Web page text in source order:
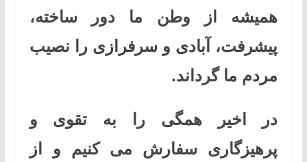
همیشه از وطن ما دور ساخته،
پیشرفت، آبادی و سرفرازی را نصیب
مردم ما گرداند.
در اخیر همگی را به تقوی و
پرهیزگاری سفارش می كنیم و از